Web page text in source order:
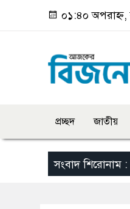
০১:৪০
প্রচ্ছদ জাতীয়
সংবাদ শিরোনাম :
দেখবেন দর্শনার্থীরা